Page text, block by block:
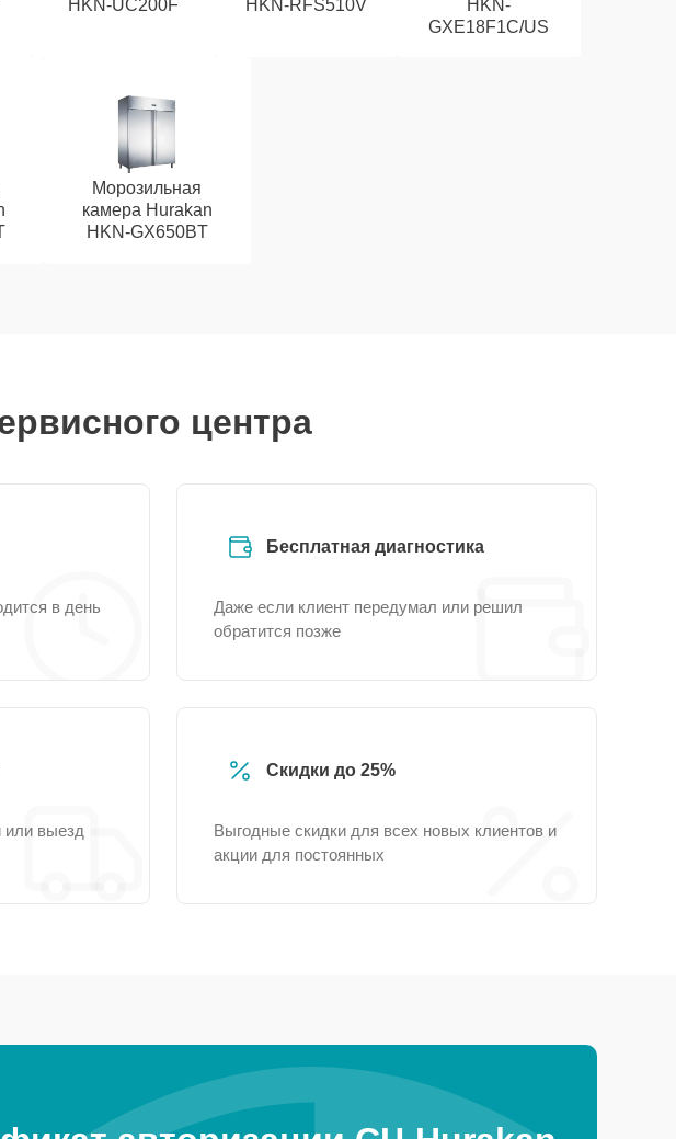
HKN-UC200F
HKN-RFS510V
HKN-
GXE18F1C/US
Морозильная
камера Hurakan
HKN-GX650BT
центра
в день
Бесплатная диагностика
Даже если клиент передумал или решил
обратится позже
или выезд
Скидки до 25%
Выгодные скидки для всех новых клиентов и
акции для постоянных